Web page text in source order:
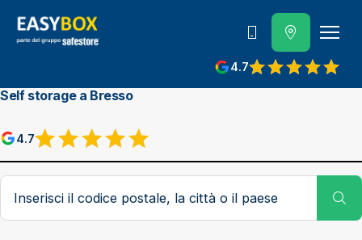
4.7
View reviews on Google
800 202 662
Self storage a Bresso
4.7
View reviews on Google
Codice postale, città o paese